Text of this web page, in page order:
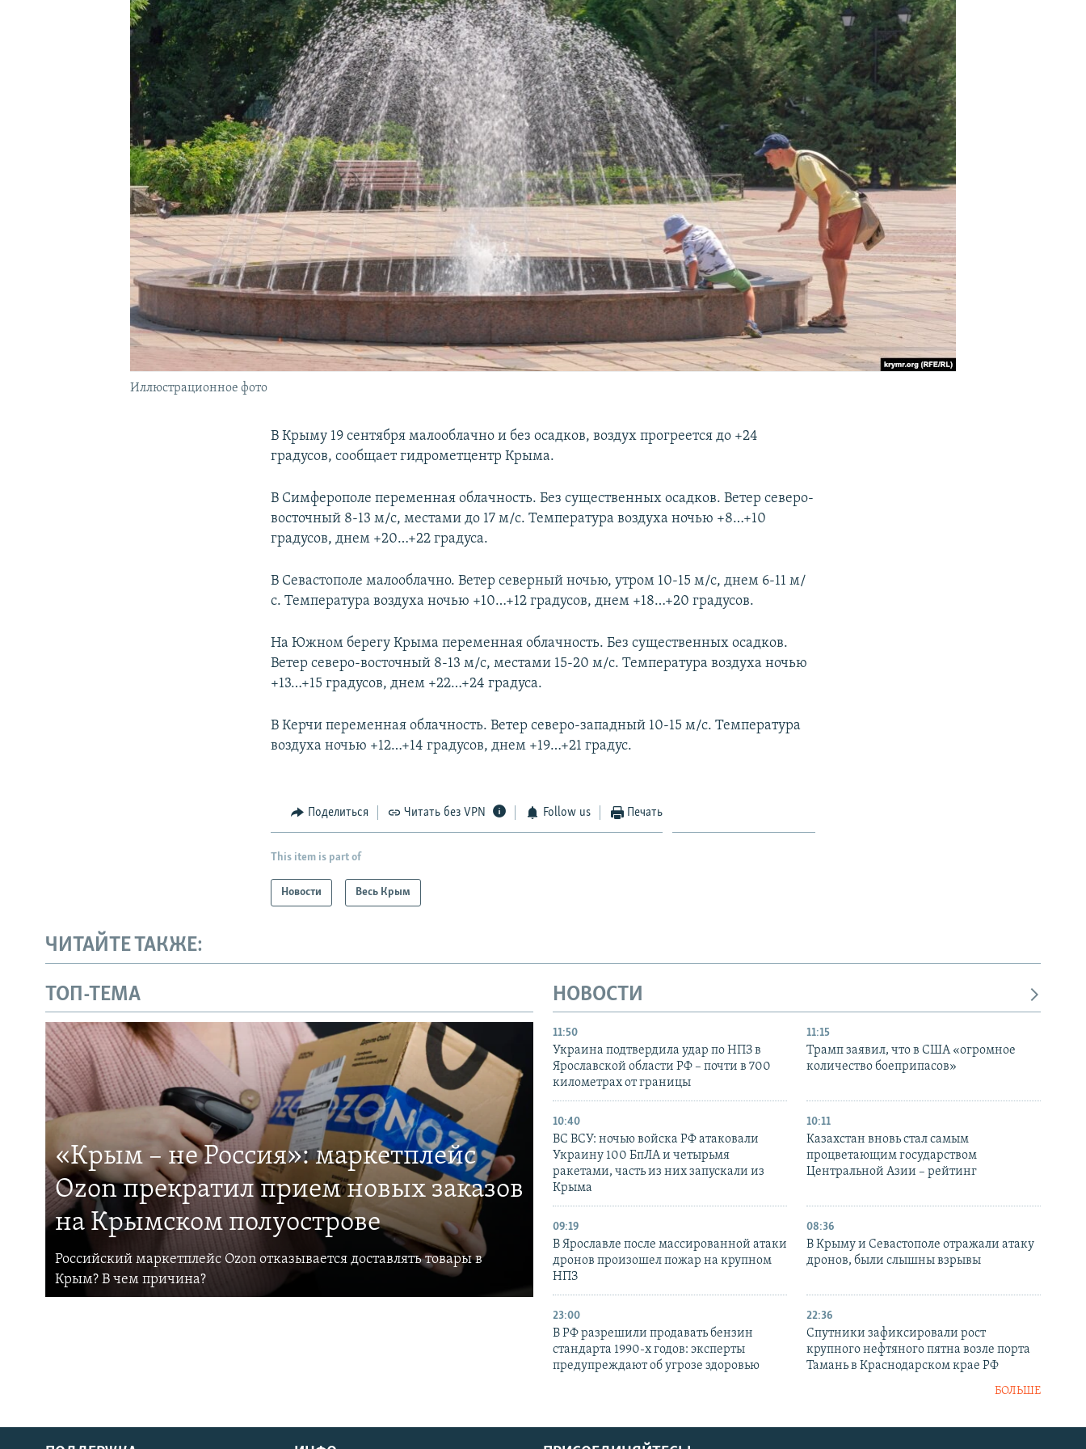
КРЫМ.НЕПОКОРЕННЫЙ
УКРАИНСКАЯ ПРОБЛЕМА КРЫМА
Иллюстрационное фото
В Крыму 19 сентября малооблачно и без осадков, воздух прогреется до +24
градусов, сообщает гидрометцентр Крыма.
В Симферополе переменная облачность. Без существенных осадков. Ветер северо-
восточный 8-13 м/с, местами до 17 м/с. Температура воздуха ночью +8…+10
градусов, днем +20…+22 градуса.
В Севастополе малооблачно. Ветер северный ночью, утром 10-15 м/с, днем 6-11 м/
с. Температура воздуха ночью +10…+12 градусов, днем +18…+20 градусов.
На Южном берегу Крыма переменная облачность. Без существенных осадков.
Ветер северо-восточный 8-13 м/с, местами 15-20 м/с. Температура воздуха ночью
+13…+15 градусов, днем +22…+24 градуса.
В Керчи переменная облачность. Ветер северо-западный 10-15 м/с. Температура
воздуха ночью +12…+14 градусов, днем +19…+21 градус.
Поделиться Читать без VPN Follow us Печать
This item is part of
Новости Весь Крым
ЧИТАЙТЕ ТАКЖЕ:
ТОП-ТЕМА
«Крым – не Россия»: маркетплейс
Ozon прекратил прием новых заказов
на Крымском полуострове
Российский маркетплейс Ozon отказывается доставлять товары в
Крым? В чем причина?
НОВОСТИ
11:50
Украина подтвердила удар по НПЗ в
Ярославской области РФ – почти в 700
километрах от границы
11:15
Трамп заявил, что в США «огромное
количество боеприпасов»
10:40
ВС ВСУ: ночью войска РФ атаковали
Украину 100 БпЛА и четырьмя
ракетами, часть из них запускали из
Крыма
10:11
Казахстан вновь стал самым
процветающим государством
Центральной Азии – рейтинг
09:19
В Ярославле после массированной атаки
дронов произошел пожар на крупном
НПЗ
08:36
В Крыму и Севастополе отражали атаку
дронов, были слышны взрывы
23:00
В РФ разрешили продавать бензин
стандарта 1990-х годов: эксперты
предупреждают об угрозе здоровью
22:36
Спутники зафиксировали рост
крупного нефтяного пятна возле порта
Тамань в Краснодарском крае РФ
БОЛЬШЕ